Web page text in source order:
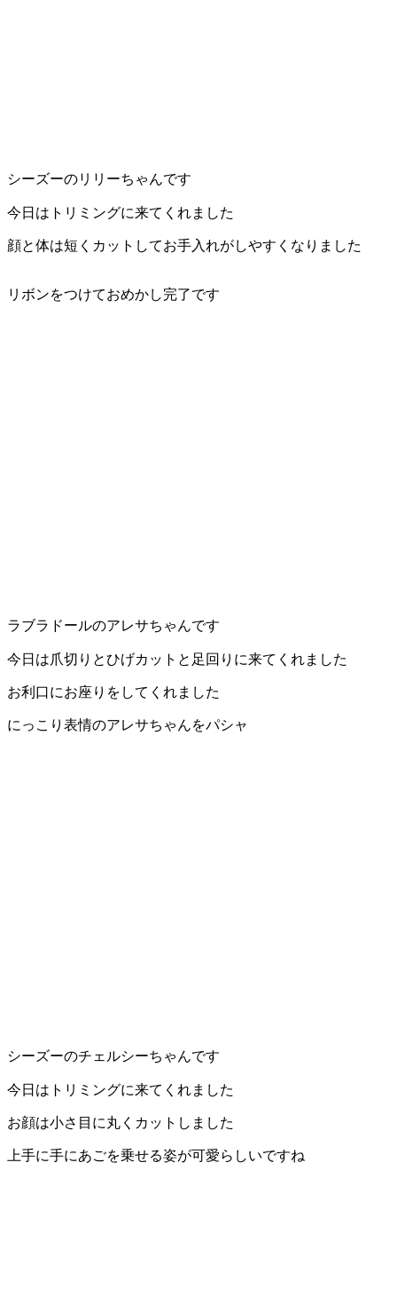
テ
ル
シーズーのリリーちゃんです
今日はトリミングに来てくれました
顔と体は短くカットしてお手入れがしやすくなりました
リボンをつけておめかし完了です
ラブラドールのアレサちゃんです
今日は爪切りとひげカットと足回りに来てくれました
お利口にお座りをしてくれました
にっこり表情のアレサちゃんをパシャ
シーズーのチェルシーちゃんです
今日はトリミングに来てくれました
お顔は小さ目に丸くカットしました
上手に手にあごを乗せる姿が可愛らしいですね